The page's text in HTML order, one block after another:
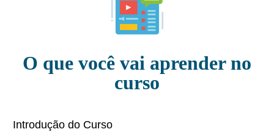
O que você vai aprender no
curso
Introdução do Curso